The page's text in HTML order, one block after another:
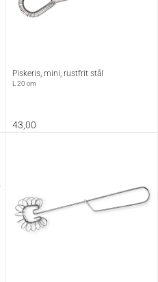
Piskeris, mini, rustfrit stål
L 20 cm
43,00